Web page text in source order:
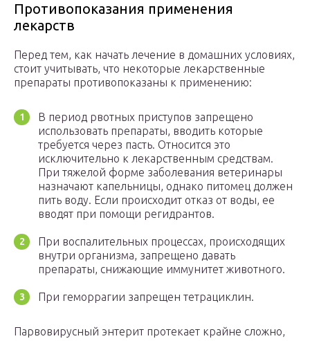
Противопоказания применения
лекарств
Перед тем, как начать лечение в домашних условиях,
стоит учитывать, что некоторые лекарственные
препараты противопоказаны к применению:
В период рвотных приступов запрещено
использовать препараты, вводить которые
требуется через пасть. Относится это
исключительно к лекарственным средствам.
При тяжелой форме заболевания ветеринары
назначают капельницы, однако питомец должен
пить воду. Если происходит отказ от воды, ее
вводят при помощи регидрантов.
При воспалительных процессах, происходящих
внутри организма, запрещено давать
препараты, снижающие иммунитет животного.
При геморрагии запрещен тетрациклин.
Парвовирусный энтерит протекает крайне сложно,